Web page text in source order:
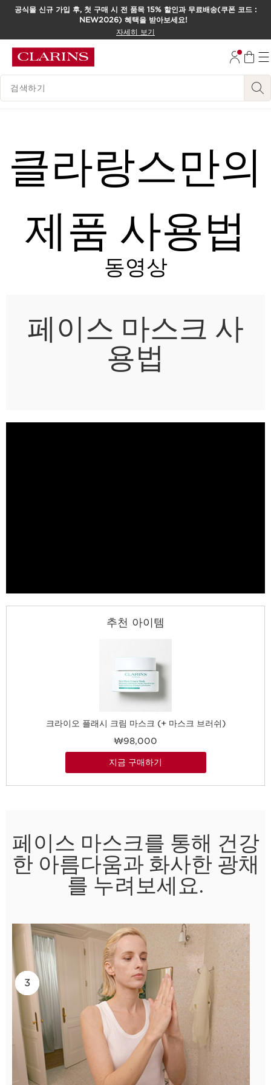
컨텐츠로 이동하기
공식몰 신규 가입 후, 첫 구매 시 전 품목 15% 할인과 무료배송(쿠폰 코드 :
NEW2026) 혜택을 받아보세요!
자세히 보기
범례 검색하기
클라랑스만의
제품 사용법
동영상
페이스 마스크 사
용법
추천 아이템
크라이오 플래시 크림 마스크 (+ 마스크 브러쉬)
₩98,000
지금 구매하기
페이스 마스크를 통해 건강
한 아름다움과 화사한 광채
를 누려보세요.
1
2
3